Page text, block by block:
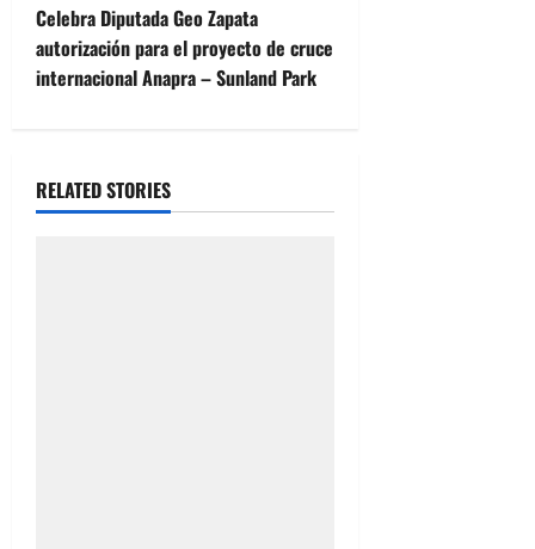
t
v
Celebra Diputada Geo Zapata
autorización para el proyecto de cruce
internacional Anapra – Sunland Park
RELATED STORIES